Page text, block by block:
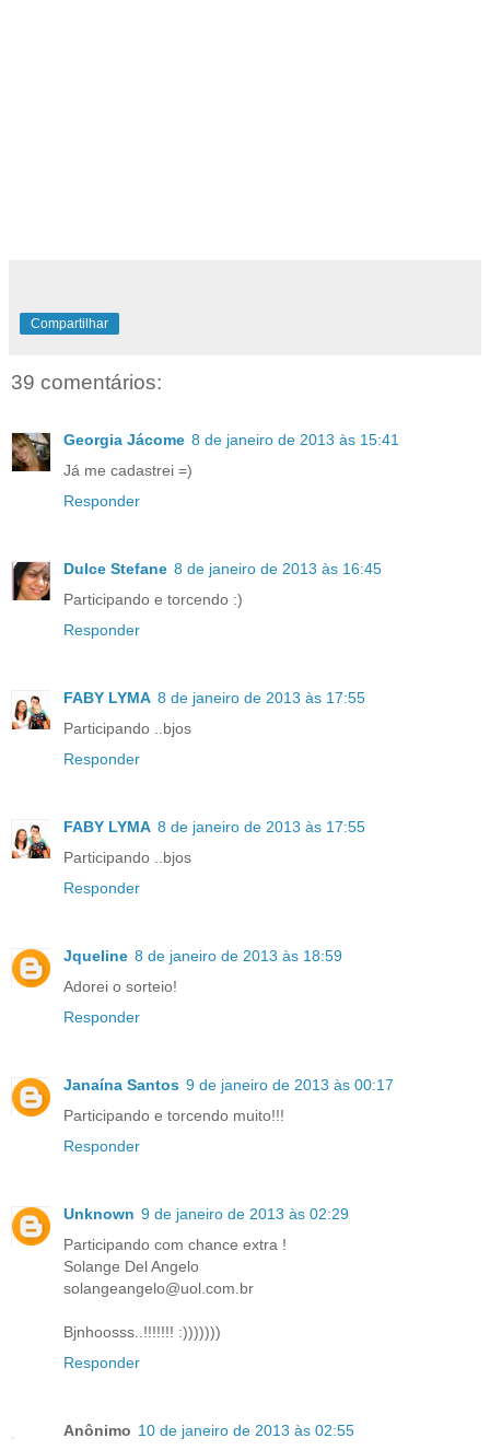
Compartilhar
39 comentários:
Georgia Jácome 8 de janeiro de 2013 às 15:41
Já me cadastrei =)
Responder
Dulce Stefane 8 de janeiro de 2013 às 16:45
Participando e torcendo :)
Responder
FABY LYMA 8 de janeiro de 2013 às 17:55
Participando ..bjos
Responder
FABY LYMA 8 de janeiro de 2013 às 17:55
Participando ..bjos
Responder
Jqueline 8 de janeiro de 2013 às 18:59
Adorei o sorteio!
Responder
Janaína Santos 9 de janeiro de 2013 às 00:17
Participando e torcendo muito!!!
Responder
Unknown 9 de janeiro de 2013 às 02:29
Participando com chance extra !
Solange Del Angelo
solangeangelo@uol.com.br
Bjnhoosss..!!!!!!! :)))))))
Responder
Anônimo 10 de janeiro de 2013 às 02:55